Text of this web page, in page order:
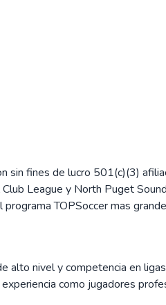
fines de lucro 501(c)(3)
League y North Puget
TOPSoccer mas
alto nivel y competencia en
como jugadores